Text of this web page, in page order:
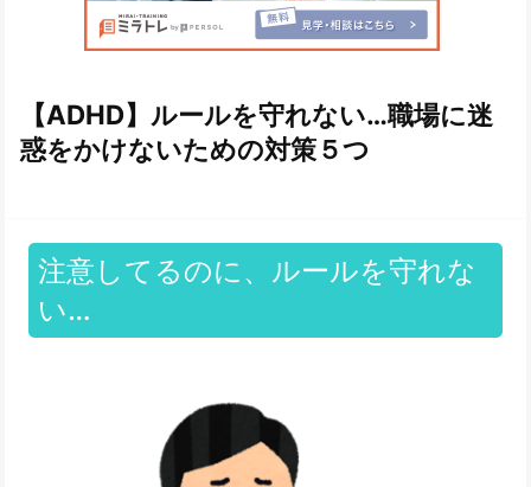
【ADHD】ルールを守れない…職場に迷
惑をかけないための対策５つ
注意してるのに、ルールを守れな
い…